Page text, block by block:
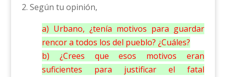
2. Según tu opinión,
a) Urbano, ¿tenía motivos para guardar
rencor a todos los del pueblo? ¿Cuáles?
b) ¿Crees que esos motivos eran
suficientes para justificar el fatal